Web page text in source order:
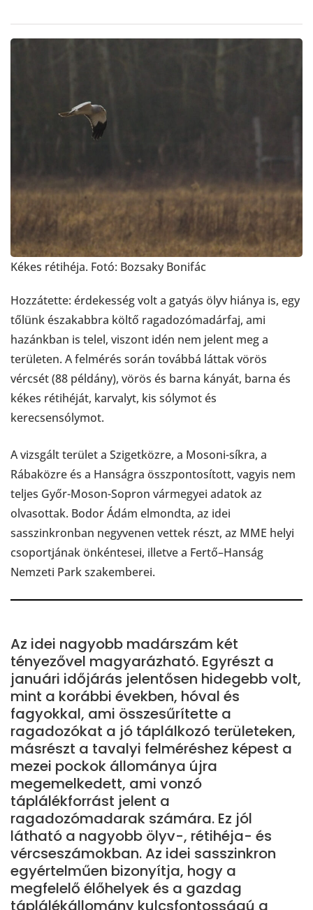
Kékes rétihéja. Fotó: Bozsaky Bonifác
Hozzátette: érdekesség volt a gatyás ölyv hiánya is, egy
tőlünk északabbra költő ragadozómadárfaj, ami
hazánkban is telel, viszont idén nem jelent meg a
területen. A felmérés során továbbá láttak vörös
vércsét (88 példány), vörös és barna kányát, barna és
kékes rétihéját, karvalyt, kis sólymot és
kerecsensólymot.
A vizsgált terület a Szigetközre, a Mosoni-síkra, a
Rábaközre és a Hanságra összpontosított, vagyis nem
teljes Győr-Moson-Sopron vármegyei adatok az
olvasottak. Bodor Ádám elmondta, az idei
sasszinkronban negyvenen vettek részt, az MME helyi
csoportjának önkéntesei, illetve a Fertő–Hanság
Nemzeti Park szakemberei.
Az idei nagyobb madárszám két
tényezővel magyarázható. Egyrészt a
januári időjárás jelentősen hidegebb volt,
mint a korábbi években, hóval és
fagyokkal, ami összesűrítette a
ragadozókat a jó táplálkozó területeken,
másrészt a tavalyi felméréshez képest a
mezei pockok állománya újra
megemelkedett, ami vonzó
táplálékforrást jelent a
ragadozómadarak számára. Ez jól
látható a nagyobb ölyv-, rétihéja- és
vércseszámokban. Az idei sasszinkron
egyértelműen bizonyítja, hogy a
megfelelő élőhelyek és a gazdag
táplálékállomány kulcsfontosságú a